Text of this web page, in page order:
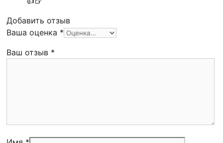
Добавить отзыв
Ваша оценка *
Ваш отзыв *